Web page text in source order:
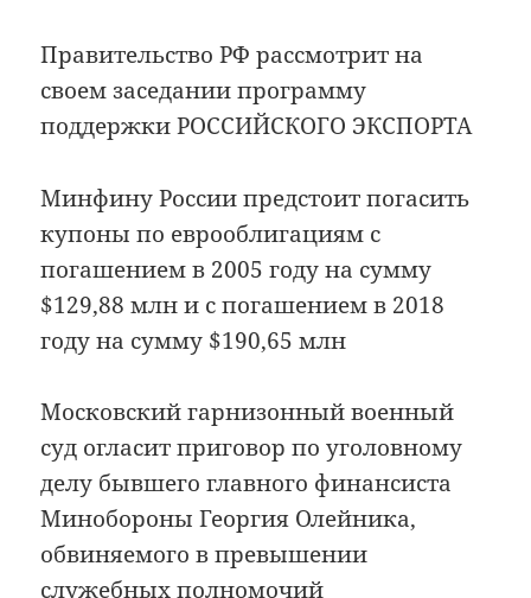
Правительство РФ рассмотрит на
своем заседании программу
поддержки РОССИЙСКОГО ЭКСПОРТА
Минфину России предстоит погасить
купоны по еврооблигациям с
погашением в 2005 году на сумму
$129,88 млн и с погашением в 2018
году на сумму $190,65 млн
Московский гарнизонный военный
суд огласит приговор по уголовному
делу бывшего главного финансиста
Минобороны Георгия Олейника,
обвиняемого в превышении
служебных полномочий